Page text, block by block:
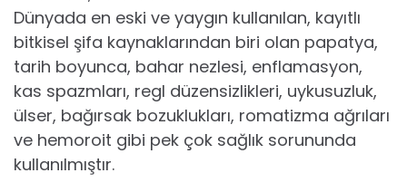
Dünyada en eski ve yaygın kullanılan, kayıtlı
bitkisel şifa kaynaklarından biri olan papatya,
tarih boyunca, bahar nezlesi, enflamasyon,
kas spazmları, regl düzensizlikleri, uykusuzluk,
ülser, bağırsak bozuklukları, romatizma ağrıları
ve hemoroit gibi pek çok sağlık sorununda
kullanılmıştır.